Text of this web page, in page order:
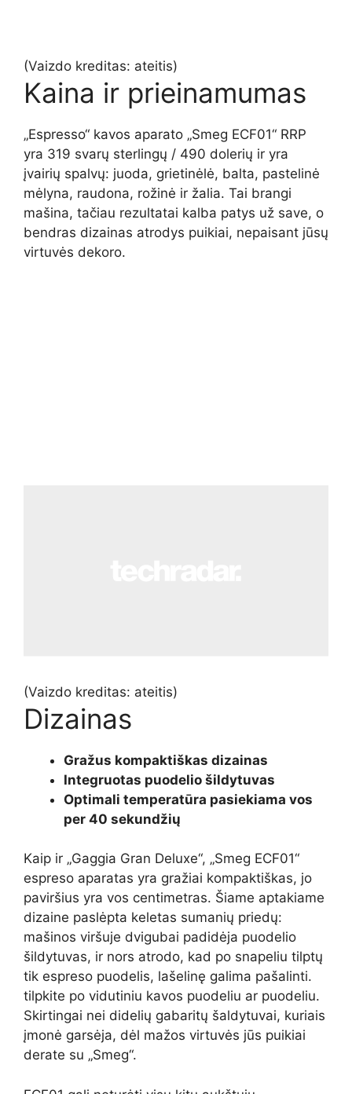
(Vaizdo kreditas: ateitis)
Kaina ir prieinamumas
„Espresso“ kavos aparato „Smeg ECF01“ RRP
yra 319 svarų sterlingų / 490 dolerių ir yra
įvairių spalvų: juoda, grietinėlė, balta, pastelinė
mėlyna, raudona, rožinė ir žalia. Tai brangi
mašina, tačiau rezultatai kalba patys už save, o
bendras dizainas atrodys puikiai, nepaisant jūsų
virtuvės dekoro.
(Vaizdo kreditas: ateitis)
Dizainas
Gražus kompaktiškas dizainas
Integruotas puodelio šildytuvas
Optimali temperatūra pasiekiama vos
per 40 sekundžių
Kaip ir „Gaggia Gran Deluxe“, „Smeg ECF01“
espreso aparatas yra gražiai kompaktiškas, jo
paviršius yra vos centimetras. Šiame aptakiame
dizaine paslėpta keletas sumanių priedų:
mašinos viršuje dvigubai padidėja puodelio
šildytuvas, ir nors atrodo, kad po snapeliu tilptų
tik espreso puodelis, lašelinę galima pašalinti.
tilpkite po vidutiniu kavos puodeliu ar puodeliu.
Skirtingai nei didelių gabaritų šaldytuvai, kuriais
įmonė garsėja, dėl mažos virtuvės jūs puikiai
derate su „Smeg“.